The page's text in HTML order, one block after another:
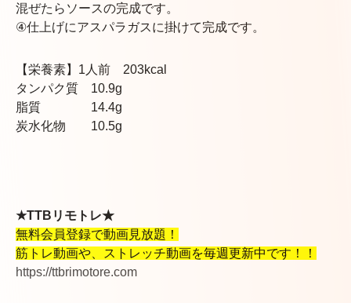
混ぜたらソースの完成です。
④仕上げにアスパラガスに掛けて完成です。
【栄養素】1人前 203kcal
タンパク質 10.9g
脂質 14.4g
炭水化物 10.5g
★TTBリモトレ★
無料会員登録で動画見放題！
筋トレ動画や、ストレッチ動画を毎週更新中です！！
https://ttbrimotore.com